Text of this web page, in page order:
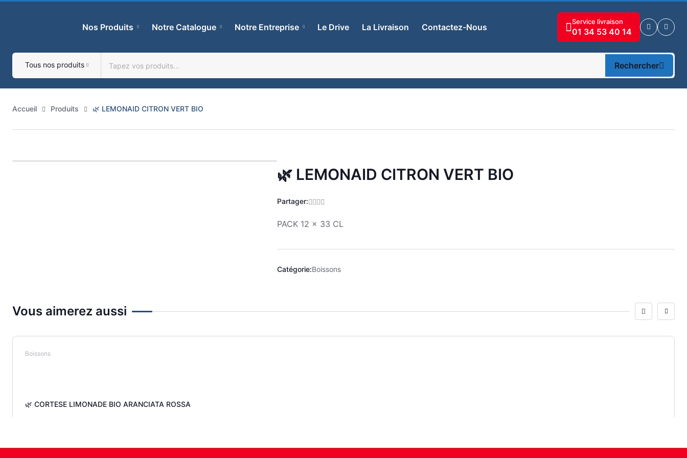
Nos Produits Notre Catalogue Notre Entreprise Le Drive La Livraison Contactez-Nous
Service livraison
01 34 53 40 14
Tous nos produits Rechercher
Accueil Produits 🌿 LEMONAID CITRON VERT BIO
Zoom
🌿 LEMONAID CITRON VERT BIO
Partager:
PACK 12 x 33 CL
Catégorie:Boissons
Vous aimerez aussi
Boissons
🌿 CORTESE LIMONADE BIO ARANCIATA ROSSA